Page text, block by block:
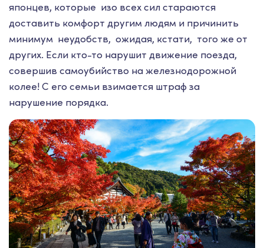
японцев, которые изо всех сил стараются
доставить комфорт другим людям и причинить
минимум неудобств, ожидая, кстати, того же от
других. Если кто-то нарушит движение поезда,
совершив самоубийство на железнодорожной
колее! С его семьи взимается штраф за
нарушение порядка.